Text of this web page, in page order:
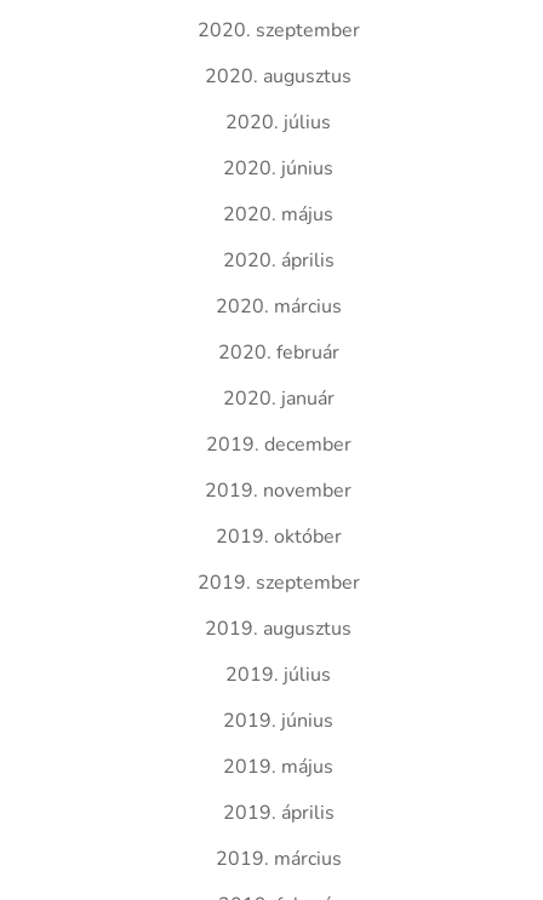
2020. szeptember
2020. augusztus
2020. július
2020. június
2020. május
2020. április
2020. március
2020. február
2020. január
2019. december
2019. november
2019. október
2019. szeptember
2019. augusztus
2019. július
2019. június
2019. május
2019. április
2019. március